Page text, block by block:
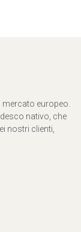
mercato europeo.
nativo, che
nostri clienti,